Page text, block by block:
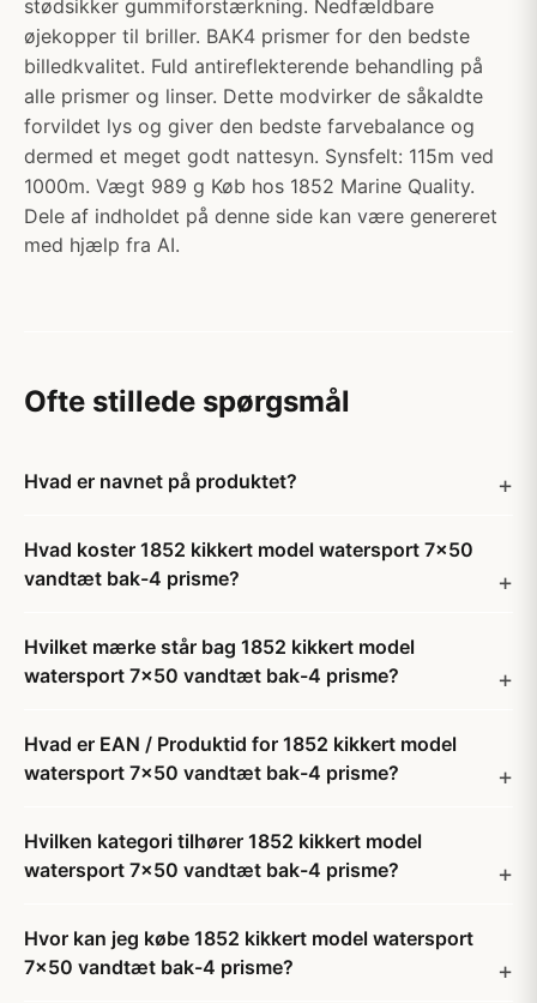
stødsikker gummiforstærkning. Nedfældbare
øjekopper til briller. BAK4 prismer for den bedste
billedkvalitet. Fuld antireflekterende behandling på
alle prismer og linser. Dette modvirker de såkaldte
forvildet lys og giver den bedste farvebalance og
dermed et meget godt nattesyn. Synsfelt: 115m ved
1000m. Vægt 989 g Køb hos 1852 Marine Quality.
Dele af indholdet på denne side kan være genereret
med hjælp fra AI.
Ofte stillede spørgsmål
Hvad er navnet på produktet?
Hvad koster 1852 kikkert model watersport 7x50
vandtæt bak-4 prisme?
Hvilket mærke står bag 1852 kikkert model
watersport 7x50 vandtæt bak-4 prisme?
Hvad er EAN / Produktid for 1852 kikkert model
watersport 7x50 vandtæt bak-4 prisme?
Hvilken kategori tilhører 1852 kikkert model
watersport 7x50 vandtæt bak-4 prisme?
Hvor kan jeg købe 1852 kikkert model watersport
7x50 vandtæt bak-4 prisme?